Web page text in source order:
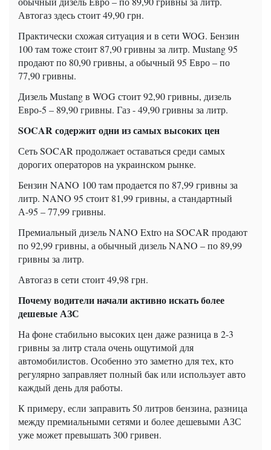
Автогаз здесь стоит 49,90 грн.
Практически схожая ситуация и в сети WOG. Бензин
100 там тоже стоит 87,90 гривны за литр. Mustang 95
продают по 80,90 гривны, а обычный 95 Евро – по
77,90 гривны.
Дизель Mustang в WOG стоит 92,90 гривны, дизель
Евро-5 – 89,90 гривны. Газ - 49,90 гривны за литр.
SOCAR содержит одни из самых высоких цен
Сеть SOCAR продолжает оставаться среди самых
дорогих операторов на украинском рынке.
Бензин NANO 100 там продается по 87,99 гривны за
литр. NANO 95 стоит 81,99 гривны, а стандартный
А-95 – 77,99 гривны.
Премиальный дизель NANO Extro на SOCAR продают
по 92,99 гривны, а обычный дизель NANO – по 89,99
гривны за литр.
Автогаз в сети стоит 49,98 грн.
Почему водители начали активно искать более
дешевые АЗС
На фоне стабильно высоких цен даже разница в 2-3
гривны за литр стала очень ощутимой для
автомобилистов. Особенно это заметно для тех, кто
регулярно заправляет полный бак или использует авто
каждый день для работы.
К примеру, если заправить 50 литров бензина, разница
между премиальными сетями и более дешевыми АЗС
уже может превышать 300 гривен.